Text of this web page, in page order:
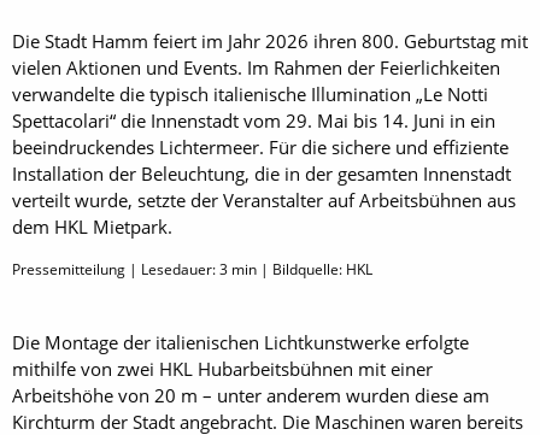
Die Stadt Hamm feiert im Jahr 2026 ihren 800. Geburtstag mit
vielen Aktionen und Events. Im Rahmen der Feierlichkeiten
verwandelte die typisch italienische Illumination „Le Notti
Spettacolari“ die Innenstadt vom 29. Mai bis 14. Juni in ein
beeindruckendes Lichtermeer. Für die sichere und effiziente
Installation der Beleuchtung, die in der gesamten Innenstadt
verteilt wurde, setzte der Veranstalter auf Arbeitsbühnen aus
dem HKL Mietpark.
Pressemitteilung | Lesedauer:3 min | Bildquelle: HKL
Die Montage der italienischen Lichtkunstwerke erfolgte
mithilfe von zwei HKL Hubarbeitsbühnen mit einer
Arbeitshöhe von 20 m – unter anderem wurden diese am
Kirchturm der Stadt angebracht. Die Maschinen waren bereits